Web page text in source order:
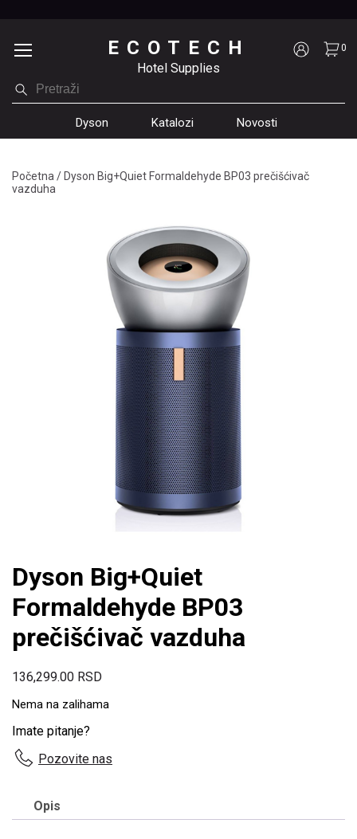
Dyson Katalozi Novosti
ECOTECH
Hotel Supplies
0
Početna /Dyson Big+Quiet Formaldehyde BP03 prečišćivač
vazduha
Dyson Big+Quiet
Formaldehyde BP03
prečišćivač vazduha
136,299.00 RSD
Nema na zalihama
Imate pitanje?
Pozovite nas
Opis